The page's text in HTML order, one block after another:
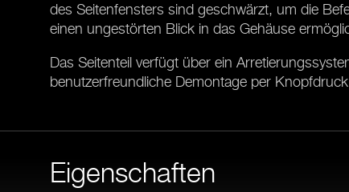
des Seitenfensters sind geschwärzt, um die
einen ungestörten Blick in das Gehäuse
Das Seitenteil verfügt über ein
benutzerfreundliche Demontage per
Eigenschaften